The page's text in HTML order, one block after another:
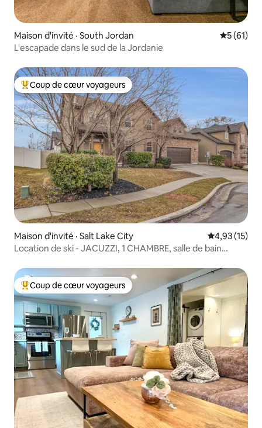
Maison d'invité · South Jordan Note
5 (61)
L'escapade dans le sud de la Jordanie
Coup de cœur voyageurs parmi les plus aimés
Coup de cœur voyageurs
Maison d'invité · Salt Lake City Note
4,93 (15)
Location de ski - JACUZZI, 1 CHAMBRE, salle de bain
Coup de cœur voyageurs parmi les plus aimés
Coup de cœur voyageurs